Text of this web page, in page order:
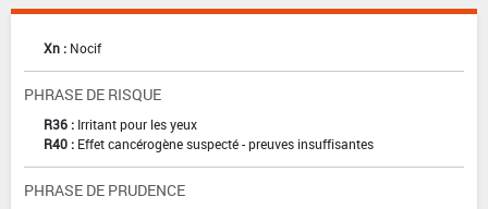
Xn : Nocif
PHRASE DE RISQUE
R36 : Irritant pour les yeux
R40 : Effet cancérogène suspecté - preuves insuffisantes
PHRASE DE PRUDENCE